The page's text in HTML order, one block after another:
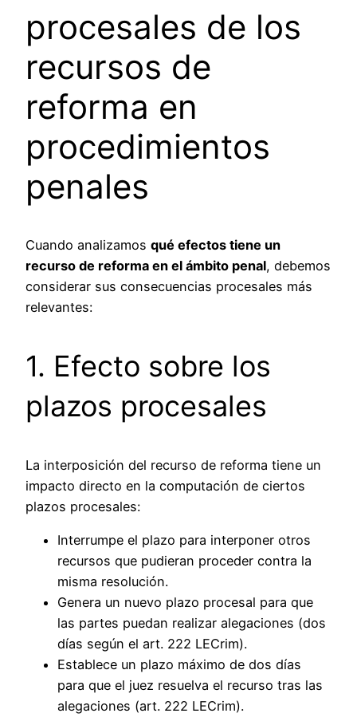
procesales de los
recursos de
reforma en
procedimientos
penales
Cuando analizamos qué efectos tiene un
recurso de reforma en el ámbito penal, debemos
considerar sus consecuencias procesales más
relevantes:
1. Efecto sobre los
plazos procesales
La interposición del recurso de reforma tiene un
impacto directo en la computación de ciertos
plazos procesales:
Interrumpe el plazo para interponer otros
recursos que pudieran proceder contra la
misma resolución.
Genera un nuevo plazo procesal para que
las partes puedan realizar alegaciones (dos
días según el art. 222 LECrim).
Establece un plazo máximo de dos días
para que el juez resuelva el recurso tras las
alegaciones (art. 222 LECrim).